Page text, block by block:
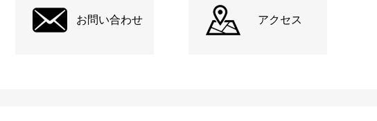
お問い合わせ アクセス